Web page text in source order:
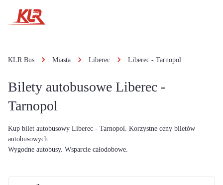
KLR Bus Miasta Liberec Liberec - Tarnopol
Bilety autobusowe Liberec -
Tarnopol
Kup bilet autobusowy Liberec - Tarnopol. Korzystne ceny biletów
autobusowych.
Wygodne autobusy. Wsparcie całodobowe.